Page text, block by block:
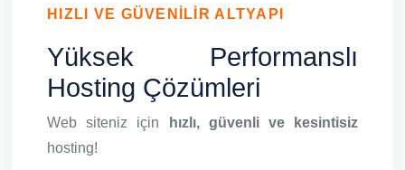
HIZLI VE GÜVENILIR ALTYAPI
Yüksek Performanslı
Hosting Çözümleri
Web siteniz için
hızlı, güvenli ve kesintisiz
hosting!